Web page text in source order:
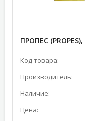
ПРОПЕС
Код товара:
Производитель:
Наличие:
Цена: